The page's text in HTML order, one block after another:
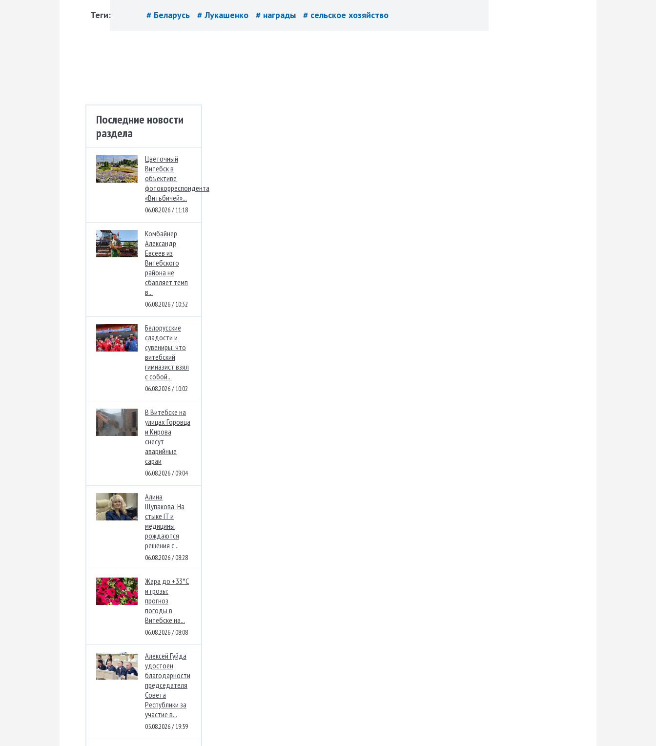
Теги: # Беларусь # Лукашенко # награды # сельское хозяйство
Последние новости
раздела
Цветочный
Витебск в
объективе
фотокорреспондента
«Витьбичей»...
06.08.2026 / 11:18
Комбайнер
Александр
Евсеев из
Витебского
района не
сбавляет темп
в...
06.08.2026 / 10:32
Белорусские
сладости и
сувениры: что
витебский
гимназист взял
с собой...
06.08.2026 / 10:02
В Витебске на
улицах Горовца
и Кирова
снесут
аварийные
сараи
06.08.2026 / 09:04
Алина
Щупакова: На
стыке IT и
медицины
рождаются
решения с...
06.08.2026 / 08:28
Жара до +33°C
и грозы:
прогноз
погоды в
Витебске на...
06.08.2026 / 08:08
Алексей Гуйда
удостоен
благодарности
председателя
Совета
Республики за
участие в...
05.08.2026 / 19:59